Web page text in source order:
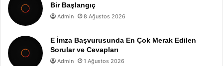
Bir Başlangıç
Admin 8 Ağustos 2026
E İmza Başvurusunda En Çok Merak Edilen
Sorular ve Cevapları
Admin 1 Ağustos 2026